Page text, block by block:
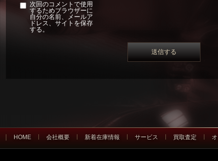
次回のコメントで使用
するためブラウザーに
自分の名前、メールア
ドレス、サイトを保存
する。
HOME 会社概要 新着在庫情報 サービス 買取査定